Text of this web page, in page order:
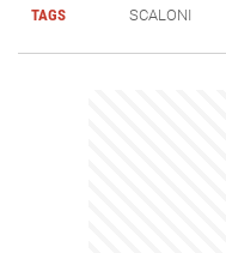
TAGS SCALONI